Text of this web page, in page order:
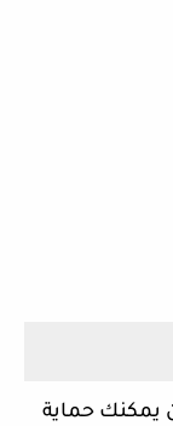
يمكنك حماية